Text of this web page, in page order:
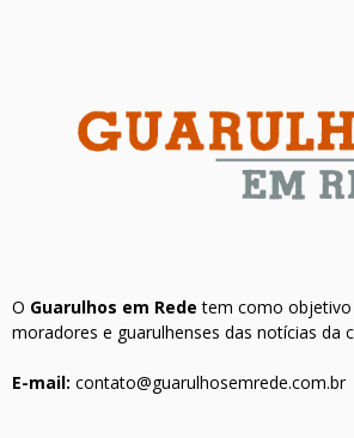
O Guarulhos em Rede tem como
moradores e guarulhenses das notícias da
E-mail: contato@guarulhosemrede.com.br